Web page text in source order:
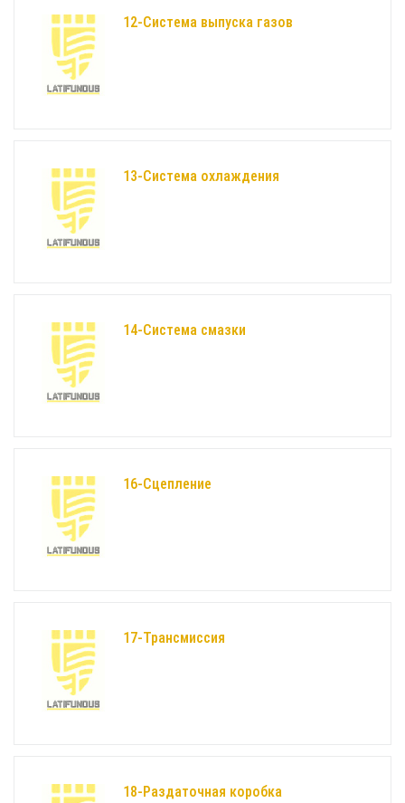
12-Система выпуска газов
13-Система охлаждения
14-Система смазки
16-Сцепление
17-Трансмиссия
18-Раздаточная коробка